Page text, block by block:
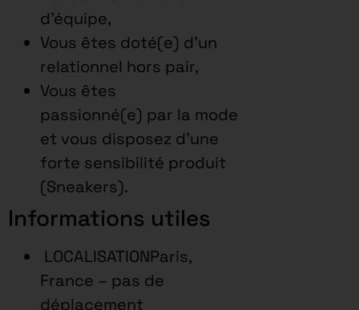
d’équipe,
Vous êtes doté(e) d’un
relationnel hors pair,
Vous êtes
passionné(e) par la mode
et vous disposez d’une
forte sensibilité produit
(Sneakers).
Informations utiles
LOCALISATIONParis,
France – pas de
déplacement